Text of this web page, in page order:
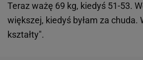
Teraz ważę 69 kg, kiedyś 51-53.
większej, kiedyś byłam za chuda.
kształty".